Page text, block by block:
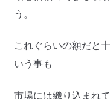
う。
これぐらいの額だと
いう事も
市場には織り込まれ